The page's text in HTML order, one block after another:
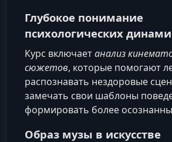
Глубокое понимание
психологических
Курс включаетанализ
сюжетов, которые помогают
распознавать нездоровые
замечать свои шаблоны
формировать более
Образ музы в искусстве